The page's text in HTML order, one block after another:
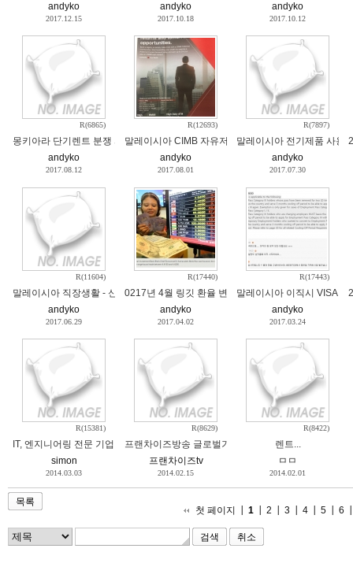
andyko
2017.12.15
andyko
2017.10.18
andyko
2017.10.12
R(6865)
몽키아라 단기렌트 분쟁 파인즈 게스트하우스
andyko
2017.08.12
R(12693)
말레이시아 CIMB 자유저축예금 금리 prefered 계좌
andyko
2017.08.01
R(7897)
말레이시아 전기제품 사용
andyko
2017.07.30
R(11604)
말레이시아 직장생활 - 신입직원의 고충 공감
andyko
2017.06.29
R(17440)
0217년 4월 링깃 환율 변동 기사
andyko
2017.04.02
R(17443)
말레이시아 이직시 VISA 비
andyko
2017.03.24
R(15381)
IT, 엔지니어링 전문 기업 MK Tech에서 사업확장에 따라 아래와 같이 역량있는 인
simon
2014.03.03
R(8629)
프랜차이즈방송 글로벌기자단 모집
프랜차이즈tv
2014.02.15
R(8422)
렌트...
ㅁㅁ
2014.02.01
목록
첫 페이지 1 2 3 4 5 6
취소